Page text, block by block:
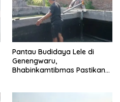
Pantau Budidaya Lele di
Genengwaru,
Bhabinkamtibmas Pastikan